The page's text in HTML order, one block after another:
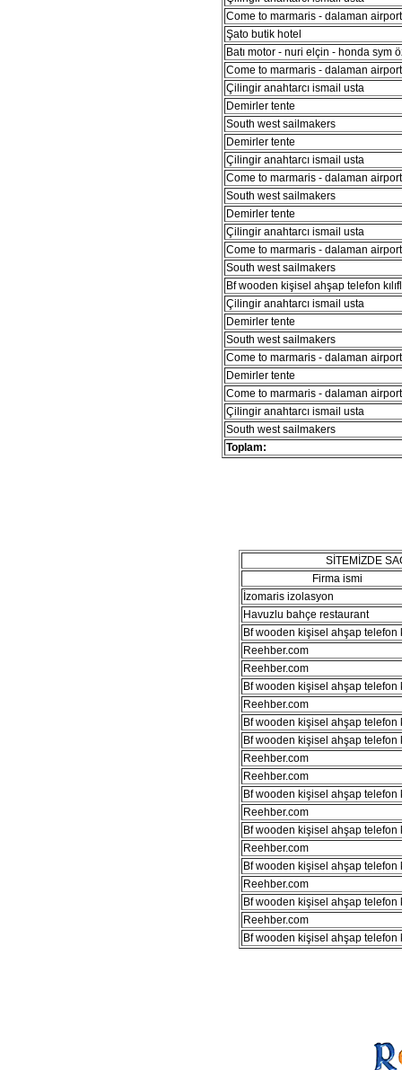
Come to marmaris - dalaman
Şato butik hotel
Batı motor - nuri elçin - honda sym
Come to marmaris - dalaman
Çilingir anahtarcı ismail usta
Demirler tente
South west sailmakers
Demirler tente
Çilingir anahtarcı ismail usta
Come to marmaris - dalaman
South west sailmakers
Demirler tente
Çilingir anahtarcı ismail usta
Come to marmaris - dalaman
South west sailmakers
Bf wooden kişisel ahşap telefon
Çilingir anahtarcı ismail usta
Demirler tente
South west sailmakers
Come to marmaris - dalaman
Demirler tente
Come to marmaris - dalaman
Çilingir anahtarcı ismail usta
South west sailmakers
Toplam:
SİTEMİZDE
Firma ismi
İzomaris izolasyon
Havuzlu bahçe restaurant
Bf wooden kişisel ahşap telefon
Reehber.com
Reehber.com
Bf wooden kişisel ahşap telefon
Reehber.com
Bf wooden kişisel ahşap telefon
Bf wooden kişisel ahşap telefon
Reehber.com
Reehber.com
Bf wooden kişisel ahşap telefon
Reehber.com
Bf wooden kişisel ahşap telefon
Reehber.com
Bf wooden kişisel ahşap telefon
Reehber.com
Bf wooden kişisel ahşap telefon
Reehber.com
Bf wooden kişisel ahşap telefon